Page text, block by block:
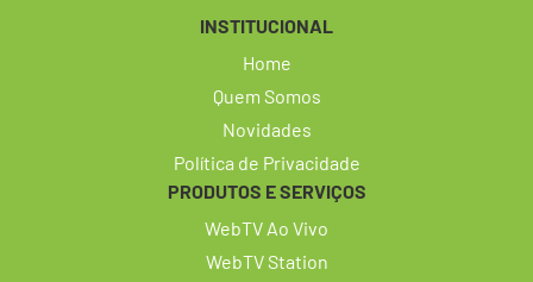
INSTITUCIONAL
Home
Quem Somos
Novidades
Política de Privacidade
PRODUTOS E SERVIÇOS
WebTV Ao Vivo
WebTV Station